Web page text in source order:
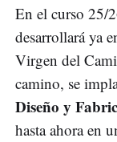
En el curso 25/
desarrollará ya
Virgen del
camino, se
Diseño y
hasta ahora en